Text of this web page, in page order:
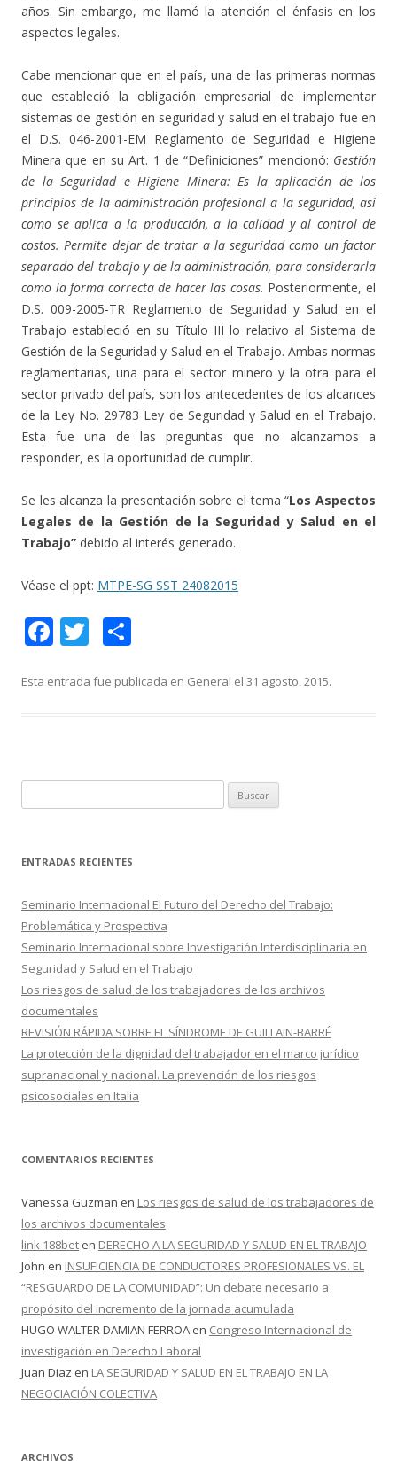
años. Sin embargo, me llamó la atención el énfasis en los
aspectos legales.
Cabe mencionar que en el país, una de las primeras normas
que estableció la obligación empresarial de implementar
sistemas de gestión en seguridad y salud en el trabajo fue en
el D.S. 046-2001-EM Reglamento de Seguridad e Higiene
Minera que en su Art. 1 de “Definiciones” mencionó: Gestión
de la Seguridad e Higiene Minera: Es la aplicación de los
principios de la administración profesional a la seguridad, así
como se aplica a la producción, a la calidad y al control de
costos. Permite dejar de tratar a la seguridad como un factor
separado del trabajo y de la administración, para considerarla
como la forma correcta de hacer las cosas. Posteriormente, el
D.S. 009-2005-TR Reglamento de Seguridad y Salud en el
Trabajo estableció en su Título III lo relativo al Sistema de
Gestión de la Seguridad y Salud en el Trabajo. Ambas normas
reglamentarias, una para el sector minero y la otra para el
sector privado del país, son los antecedentes de los alcances
de la Ley No. 29783 Ley de Seguridad y Salud en el Trabajo.
Esta fue una de las preguntas que no alcanzamos a
responder, es la oportunidad de cumplir.
Se les alcanza la presentación sobre el tema “Los Aspectos
Legales de la Gestión de la Seguridad y Salud en el
Trabajo” debido al interés generado.
Véase el ppt: MTPE-SG SST 24082015
F
e
o
k
T
itt m
ti
r
Esta entrada fue publicada en General el 31 agosto, 2015.
u
c
r
:
ENTRADAS RECIENTES
Seminario Internacional El Futuro del Derecho del Trabajo:
Problemática y Prospectiva
Seminario Internacional sobre Investigación Interdisciplinaria en
Seguridad y Salud en el Trabajo
Los riesgos de salud de los trabajadores de los archivos
documentales
REVISIÓN RÁPIDA SOBRE EL SÍNDROME DE GUILLAIN-BARRÉ
La protección de la dignidad del trabajador en el marco jurídico
supranacional y nacional. La prevención de los riesgos
psicosociales en Italia
COMENTARIOS RECIENTES
Vanessa Guzman en Los riesgos de salud de los trabajadores de
los archivos documentales
link 188bet en DERECHO A LA SEGURIDAD Y SALUD EN EL TRABAJO
John en INSUFICIENCIA DE CONDUCTORES PROFESIONALES VS. EL
“RESGUARDO DE LA COMUNIDAD”: Un debate necesario a
propósito del incremento de la jornada acumulada
HUGO WALTER DAMIAN FERROA en Congreso Internacional de
investigación en Derecho Laboral
Juan Diaz en LA SEGURIDAD Y SALUD EN EL TRABAJO EN LA
NEGOCIACIÓN COLECTIVA
ARCHIVOS